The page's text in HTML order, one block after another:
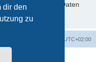
dir den
zu
persönlichen Daten
UTC+02:00
© phpBB Limited